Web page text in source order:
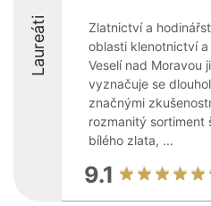
Laureáti
Zlatnictví a
oblasti klenotnictví
Veselí nad Moravou
vyznačuje se
značnými
rozmanitý sortiment
bílého zlata, ...
9.1